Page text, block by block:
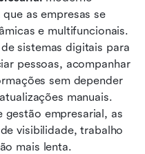
as empresas se
e multifuncionais.
sistemas digitais para
pessoas, acompanhar
sem depender
manuais.
empresarial, as
visibilidade, trabalho
mais lenta.
aplicativos
de gestão
de gestão